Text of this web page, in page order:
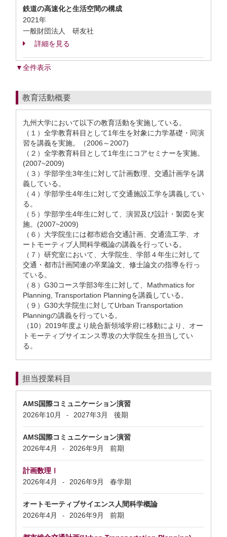
鉄道の高速化と生活空間の構成
2021年
一般財団法人 研友社
詳細を見る
▼全件表示
教育活動概要
九州大学において以下の教育活動を実施している。
（１）全学教育科目として1年生を対象に力学基礎・同演
習を講義を実施。（2006～2007)
（２）全学教育科目として1年生にコアセミナーを実施。
(2007~2009)
（３）学部学生3年生に対して計画数理、交通計画学を講
義している。
（４）学部学生4年生に対して交通施設工学を講義してい
る。
（５）学部学生4年生に対して、演習及び設計・製図を実
施。(2007~2009)
（６）大学院生には都市総合交通計画、交通流工学、オ
ートモーティブ人間科学概論の講義を行っている。
（７）研究室において、大学院生、学部４年生に対して
交通・都市計画関連の卒業論文、修士論文の指導を行っ
ている。
（８）G30コース学部3年生に対して、Mathmatics for
Planning, Transportation Planningを講義している。
（９）G30大学院生に対してUrban Transportation
Planningの講義を行っている。
（10）2019年度より統合新領域学府に移動により、オー
トモーティブサイエンス専攻の大学院生を担当してい
る。
担当授業科目
AMS国際コミュニケーション演習
2026年10月
- 2027年3月 後期
AMS国際コミュニケーション演習
2026年4月
- 2026年9月 前期
計画数理Ⅰ
2026年4月
- 2026年9月 春学期
オートモーティブサイエンス人間科学概論
2026年4月
- 2026年9月 前期